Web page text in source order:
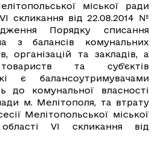
міської ради
скликання від 22.08.2014 №
Порядку списання
з балансів комунальних
організацій та закладів, а
та суб’єктів
є балансоутримувачами
комунальної власності
м. Мелітополя, та втрату
Мелітопольської міської
VI скликання від